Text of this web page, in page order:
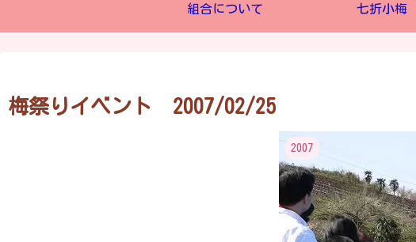
組合について 七折小梅
梅祭りイベント 2007/02/25
2007